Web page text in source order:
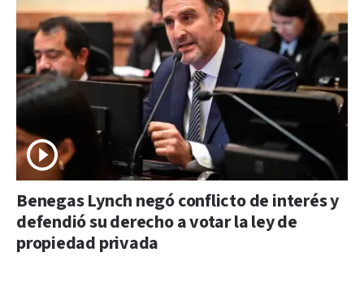
Benegas Lynch negó conflicto de interés y
defendió su derecho a votar la ley de
propiedad privada